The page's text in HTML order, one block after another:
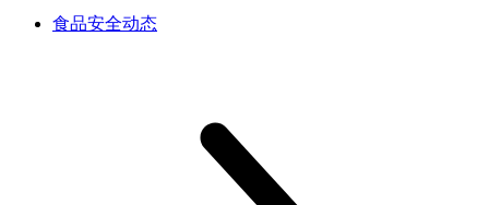
食品安全动态